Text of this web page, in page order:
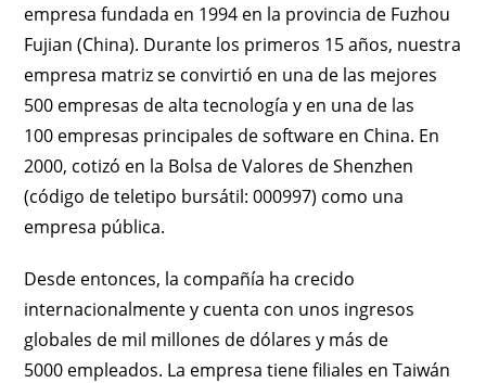
empresa fundada en 1994 en la provincia de Fuzhou
Fujian (China). Durante los primeros 15 años, nuestra
empresa matriz se convirtió en una de las mejores
500 empresas de alta tecnología y en una de las
100 empresas principales de software en China. En
2000, cotizó en la Bolsa de Valores de Shenzhen
(código de teletipo bursátil: 000997) como una
empresa pública.
Desde entonces, la compañía ha crecido
internacionalmente y cuenta con unos ingresos
globales de mil millones de dólares y más de
5000 empleados. La empresa tiene filiales en Taiwán